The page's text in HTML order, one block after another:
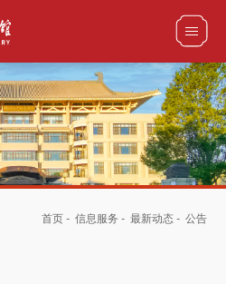
首页 - 信息服务 - 最新动态 - 公告